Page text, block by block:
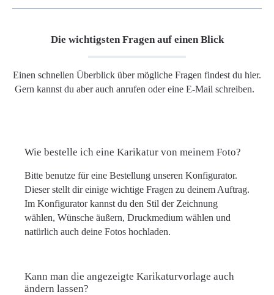
Die wichtigsten Fragen auf einen Blick
Einen schnellen Überblick über mögliche Fragen findest du hier.
Gern kannst du aber auch anrufen oder eine E-Mail schreiben.
Wie bestelle ich eine Karikatur von meinem Foto?
Bitte benutze für eine Bestellung unseren Konfigurator.
Dieser stellt dir einige wichtige Fragen zu deinem Auftrag.
Im Konfigurator kannst du den Stil der Zeichnung
wählen, Wünsche äußern, Druckmedium wählen und
natürlich auch deine Fotos hochladen.
Kann man die angezeigte Karikaturvorlage auch
ändern lassen?